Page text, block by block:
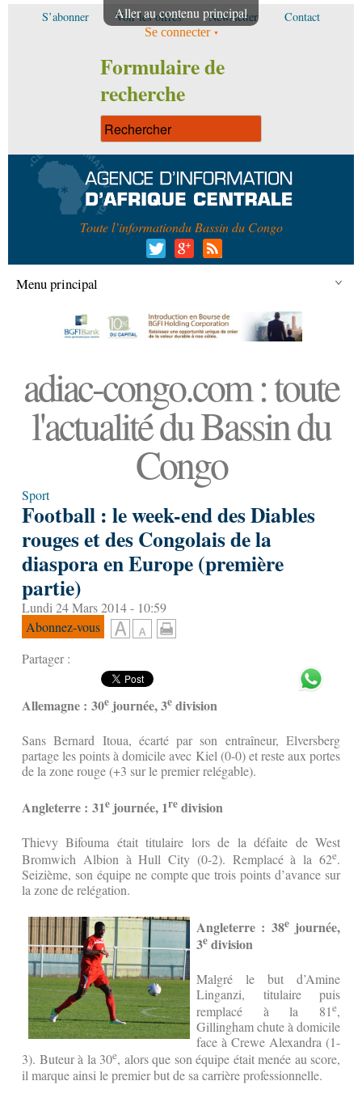
Aller au contenu principal
S’abonner Voir les offres Newsletter Contact
Se connecter
Formulaire de
recherche
Toute l’informationdu Bassin du Congo
Menu principal
adiac-congo.com : toute
l'actualité du Bassin du
Congo
Sport
Football : le week-end des Diables
rouges et des Congolais de la
diaspora en Europe (première
partie)
Lundi 24 Mars 2014 - 10:59
Abonnez-vous
Partager :
Allemagne : 30e journée, 3e division
Sans Bernard Itoua, écarté par son entraîneur, Elversberg
partage les points à domicile avec Kiel (0-0) et reste aux portes
de la zone rouge (+3 sur le premier relégable).
Angleterre : 31e journée, 1re division
Thievy Bifouma était titulaire lors de la défaite de West
Bromwich Albion à Hull City (0-2). Remplacé à la 62e.
Seizième, son équipe ne compte que trois points d’avance sur
la zone de relégation.
Angleterre : 38ejournée,
3e division
Malgré le but d’Amine
Linganzi, titulaire puis
remplacé à la 81e,
Gillingham chute à domicile
face à Crewe Alexandra (1-
3). Buteur à la 30e, alors que son équipe était menée au score,
il marque ainsi le premier but de sa carrière professionnelle.